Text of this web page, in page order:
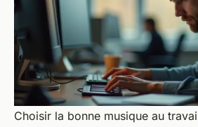
Choisir la bonne musique au